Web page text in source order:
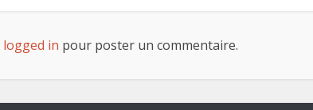
logged in pour poster un commentaire.